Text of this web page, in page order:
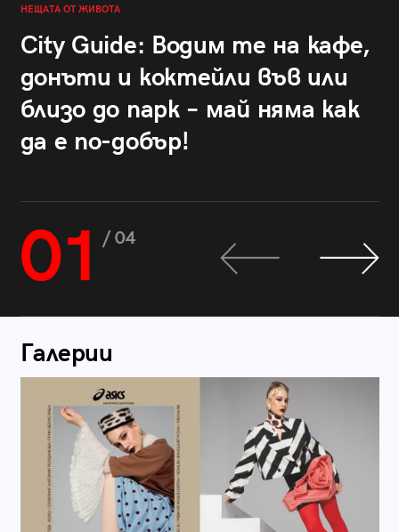
НЕЩАТА ОТ ЖИВОТА
City Guide: Водим те на кафе,
донъти и коктейли във или
близо до парк – май няма как
да е по-добър!
01 / 04
Галерии